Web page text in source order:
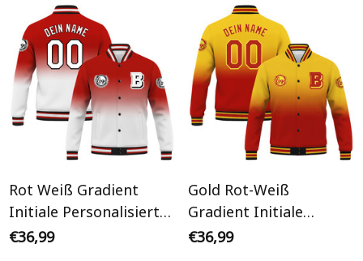
Rot Weiß Gradient
Initiale Personalisiertes
Varsity College Jacke
€36,99
Gold Rot-Weiß
Gradient Initiale
Personalisiertes Varsity
€36,99